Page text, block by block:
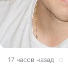
17 часов назад